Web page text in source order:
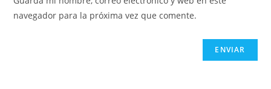
navegador para la próxima vez que comente.